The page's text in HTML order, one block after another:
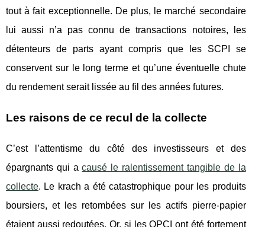
tout à fait exceptionnelle. De plus, le marché secondaire
lui aussi n’a pas connu de transactions notoires, les
détenteurs de parts ayant compris que les SCPI se
conservent sur le long terme et qu’une éventuelle chute
du rendement serait lissée au fil des années futures.
Les raisons de ce recul de la collecte
C’est l’attentisme du côté des investisseurs et des
épargnants qui acausé le ralentissement tangible de la
collecte. Le krach a été catastrophique pour les produits
boursiers, et les retombées sur les actifs pierre-papier
étaient aussi redoutées. Or, si les OPCI ont été fortement